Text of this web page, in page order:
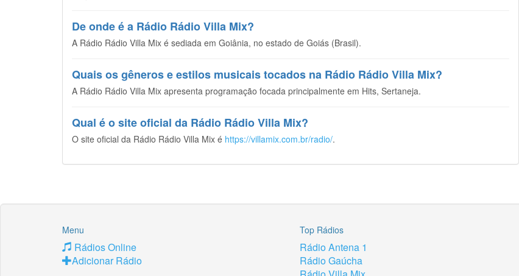
De onde é a Rádio Rádio Villa Mix?
A Rádio Rádio Villa Mix é sediada em Goiânia, no estado de Goiás (Brasil).
Quais os gêneros e estilos musicais tocados na Rádio Rádio Villa Mix?
A Rádio Rádio Villa Mix apresenta programação focada principalmente em Hits, Sertaneja.
Qual é o site oficial da Rádio Rádio Villa Mix?
O site oficial da Rádio Rádio Villa Mix é https://villamix.com.br/radio/.
Menu
Rádios Online
Adicionar Rádio
Top Rádios
Rádio Antena 1
Rádio Gaúcha